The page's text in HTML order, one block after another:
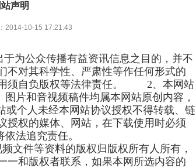
声明
2014-10-15 17:21:43
为公众传播有益资讯信息之目的，并不
不对其科学性、严肃性等作任何形式的
用须自负版权等法律责任。 2、本网站
片和音视频稿件均属本网站原创内容，
或个人未经本网站协议授权不得转载、链
授权的媒体、网站，在下载使用时必须
法追究责任。
文件等资料的版权归版权所有人所有，
一和版权者联系，如果本网所选内容的